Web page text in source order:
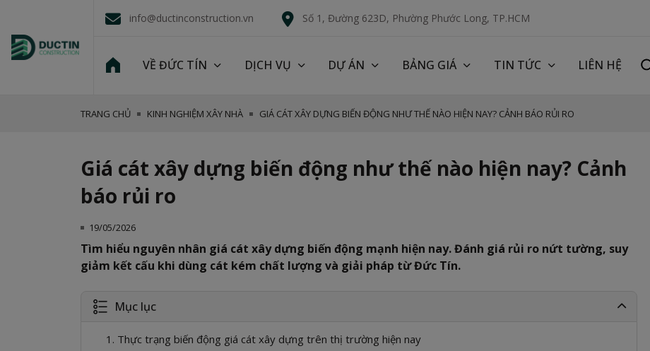
info@ductinconstruction.vn Số 1, Đường 623D, Phường Phước Long, TP.HCM
VỀ ĐỨC TÍN DỊCH VỤ DỰ ÁN BẢNG GIÁ TIN TỨC LIÊN HỆ
TRANG CHỦ KINH NGHIỆM XÂY NHÀ GIÁ CÁT XÂY DỰNG BIẾN ĐỘNG NHƯ THẾ NÀO HIỆN NAY? CẢNH BÁO RỦI RO
Giá cát xây dựng biến động như thế nào hiện nay? Cảnh
báo rủi ro
19/05/2026
Tìm hiểu nguyên nhân giá cát xây dựng biến động mạnh hiện nay. Đánh giá rủi ro nứt tường, suy
giảm kết cấu khi dùng cát kém chất lượng và giải pháp từ Đức Tín.
Mục lục
1. Thực trạng biến động giá cát xây dựng trên thị trường hiện nay